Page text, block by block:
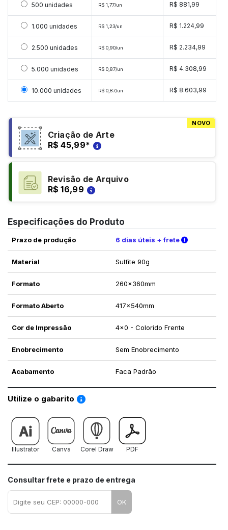
Selecionar 500 unidades
500 unidades R$ 1,77/un R$ 881,99
Selecionar 1000 unidades
1.000 unidades R$ 1,23/un R$ 1.224,99
Selecionar 2500 unidades
2.500 unidades R$ 0,90/un R$ 2.234,99
Selecionar 5000 unidades
5.000 unidades R$ 0,87/un R$ 4.308,99
Selecionar 10000 unidades
10.000 unidades R$ 0,87/un R$ 8.603,99
NOVO
Criação de Arte
R$ 45,99*
Revisão de Arquivo
R$ 16,99
Especificações do Produto
Prazo de produção 6 dias úteis + frete Verifique
Material Sulfite 90g
Formato 260x360mm
Formato Aberto 417x540mm
Cor de Impressão 4x0 - Colorido Frente
Enobrecimento Sem Enobrecimento
Acabamento Faca Padrão
Utilize o gabarito Saiba como utilizar os nossos gabaritos
Illustrator Canva Corel Draw PDF
Consultar frete e prazo de entrega
OK